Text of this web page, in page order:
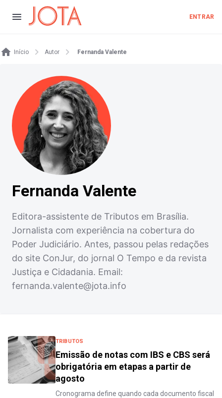
ENTRAR
Início Autor Fernanda Valente
Fernanda Valente
Editora-assistente de Tributos em Brasília.
Jornalista com experiência na cobertura do
Poder Judiciário. Antes, passou pelas redações
do site ConJur, do jornal O Tempo e da revista
Justiça e Cidadania. Email:
fernanda.valente@jota.info
TRIBUTOS
Emissão de notas com IBS e CBS será
obrigatória em etapas a partir de
agosto
Cronograma define quando cada documento fiscal